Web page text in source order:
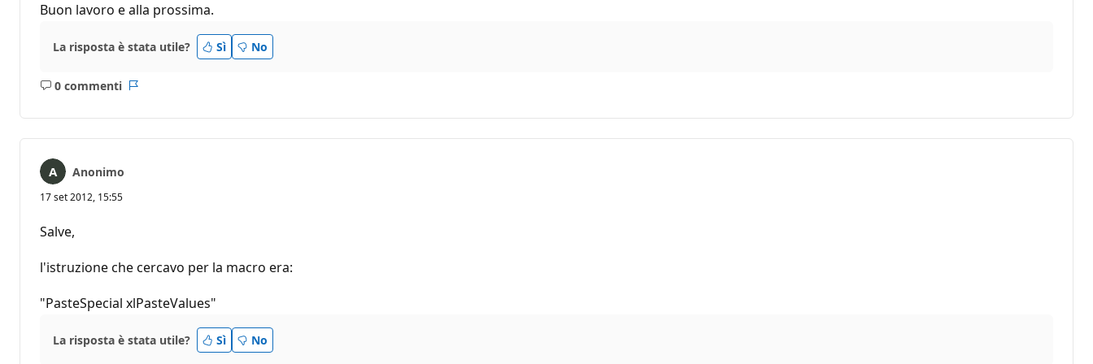
Buon lavoro e alla prossima.
La risposta è stata utile? Sì No
0 commenti
Nessun
Anonimo
17 set 2012, 15:55
Salve,
l'istruzione che cercavo per la macro era:
"PasteSpecial xlPasteValues"
La risposta è stata utile? Sì No